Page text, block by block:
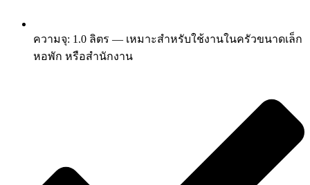
ความจุ: 1.0 ลิตร — เหมาะสำหรับใช้งานในครัวขนาดเล็ก
หอพัก หรือสำนักงาน